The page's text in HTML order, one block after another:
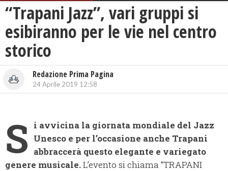
“Trapani Jazz”, vari gruppi si
esibiranno per le vie nel centro
storico
Redazione Prima Pagina
24 Aprile 2019 12:58
S i avvicina la giornata mondiale del Jazz
Unesco e per l’occasione anche Trapani
abbraccerà questo elegante e variegato
genere musicale.L’evento si chiama “TRAPANI